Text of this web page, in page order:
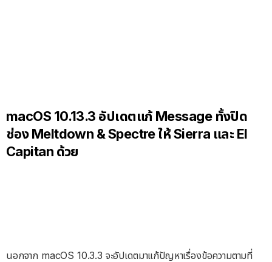
macOS 10.13.3 อัปเดตแก้ Message ทั้งปิด
ช่อง Meltdown & Spectre ให้ Sierra และ El
Capitan ด้วย
นอกจาก macOS 10.3.3 จะอัปเดตมาแก้ปัญหาเรื่องข้อความตามที่